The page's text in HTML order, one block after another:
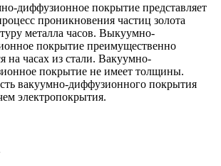
диффузионное покрытие представляет
проникновения частиц золота
металла часов. Выкуумно-
покрытие преимущественно
на часах из стали. Вакуумно-
покрытие не имеет толщины.
вакуумно-диффузионного покрытия
электропокрытия.